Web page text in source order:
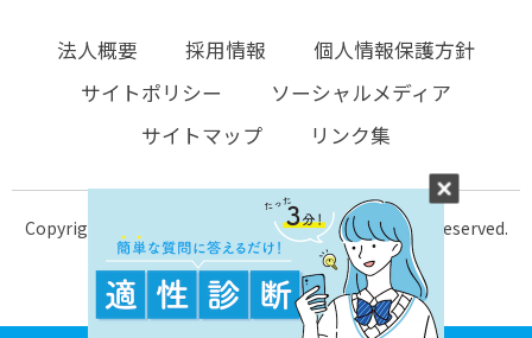
法人概要 採用情報
個人情報保護方針
サイトポリシー
ソーシャルメディア
サイトマップ
リンク集
Copyright © 2004-2026 KTC-school.com All Rights Reserved.